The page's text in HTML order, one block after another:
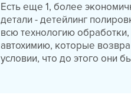
Есть еще 1, более
детали - детейлинг
всю технологию
автохимию, которые
условии, что до этого они